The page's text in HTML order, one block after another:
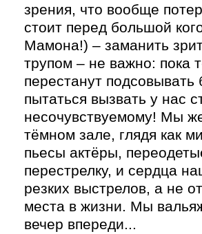
зрения, что вообще
стоит перед большой
Мамона!) – заманить
трупом – не важно: пока
перестанут
пытаться вызвать у нас
несочувствуемому! Мы
тёмном зале, глядя как
пьесы актёры,
перестрелку, и сердца
резких выстрелов, а не
места в жизни. Мы
вечер впереди...